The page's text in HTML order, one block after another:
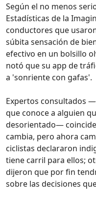
Según el no menos
Estadísticas de la
conductores que
súbita sensación de
efectivo en un bolsillo
notó que su app de
a 'sonriente con gafas'.
Expertos consultados
que conoce a alguien
desorientado—
cambia, pero ahora
ciclistas declararon
tiene carril para ellos;
dijeron que por fin
sobre las decisiones